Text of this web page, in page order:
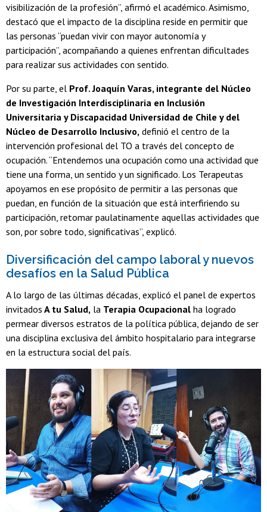
visibilización de la profesión”, afirmó el académico. Asimismo,
destacó que el impacto de la disciplina reside en permitir que
las personas “puedan vivir con mayor autonomía y
participación”, acompañando a quienes enfrentan dificultades
para realizar sus actividades con sentido.
Por su parte, el Prof. Joaquín Varas, integrante del Núcleo
de Investigación Interdisciplinaria en Inclusión
Universitaria y Discapacidad Universidad de Chile y del
Núcleo de Desarrollo Inclusivo, definió el centro de la
intervención profesional del TO a través del concepto de
ocupación. “Entendemos una ocupación como una actividad que
tiene una forma, un sentido y un significado. Los Terapeutas
apoyamos en ese propósito de permitir a las personas que
puedan, en función de la situación que está interfiriendo su
participación, retomar paulatinamente aquellas actividades que
son, por sobre todo, significativas”, explicó.
Diversificación del campo laboral y nuevos
desafíos en la Salud Pública
A lo largo de las últimas décadas, explicó el panel de expertos
invitados A tu Salud, la Terapia Ocupacional ha logrado
permear diversos estratos de la política pública, dejando de ser
una disciplina exclusiva del ámbito hospitalario para integrarse
en la estructura social del país.